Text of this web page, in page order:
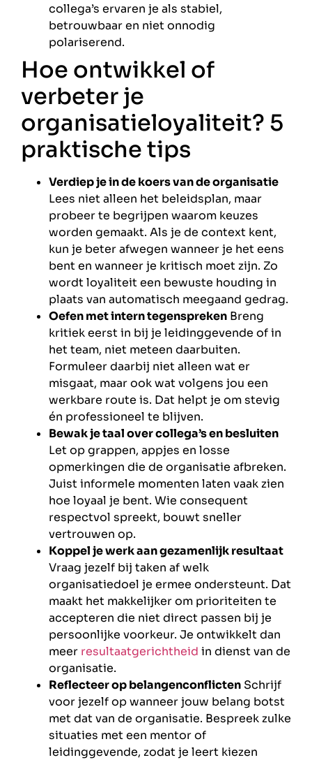
collega’s ervaren je als stabiel,
betrouwbaar en niet onnodig
polariserend.
Hoe ontwikkel of
verbeter je
organisatieloyaliteit? 5
praktische tips
Verdiep je in de koers van de organisatie
Lees niet alleen het beleidsplan, maar
probeer te begrijpen waarom keuzes
worden gemaakt. Als je de context kent,
kun je beter afwegen wanneer je het eens
bent en wanneer je kritisch moet zijn. Zo
wordt loyaliteit een bewuste houding in
plaats van automatisch meegaand gedrag.
Oefen met intern tegenspreken Breng
kritiek eerst in bij je leidinggevende of in
het team, niet meteen daarbuiten.
Formuleer daarbij niet alleen wat er
misgaat, maar ook wat volgens jou een
werkbare route is. Dat helpt je om stevig
én professioneel te blijven.
Bewak je taal over collega’s en besluiten
Let op grappen, appjes en losse
opmerkingen die de organisatie afbreken.
Juist informele momenten laten vaak zien
hoe loyaal je bent. Wie consequent
respectvol spreekt, bouwt sneller
vertrouwen op.
Koppel je werk aan gezamenlijk resultaat
Vraag jezelf bij taken af welk
organisatiedoel je ermee ondersteunt. Dat
maakt het makkelijker om prioriteiten te
accepteren die niet direct passen bij je
persoonlijke voorkeur. Je ontwikkelt dan
meer resultaatgerichtheid in dienst van de
organisatie.
Reflecteer op belangenconflicten Schrijf
voor jezelf op wanneer jouw belang botst
met dat van de organisatie. Bespreek zulke
situaties met een mentor of
leidinggevende, zodat je leert kiezen